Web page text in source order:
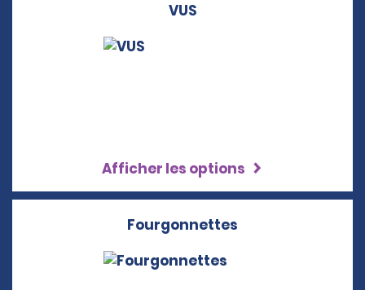
VUS
Afficher les options
Fourgonnettes